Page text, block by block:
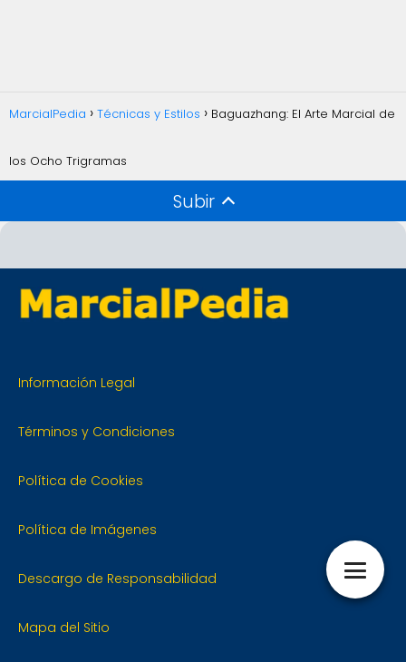
MarcialPedia Técnicas y Estilos Baguazhang: El Arte Marcial de
los Ocho Trigramas
Subir
Información Legal
Términos y Condiciones
Política de Cookies
Política de Imágenes
Descargo de Responsabilidad
Mapa del Sitio